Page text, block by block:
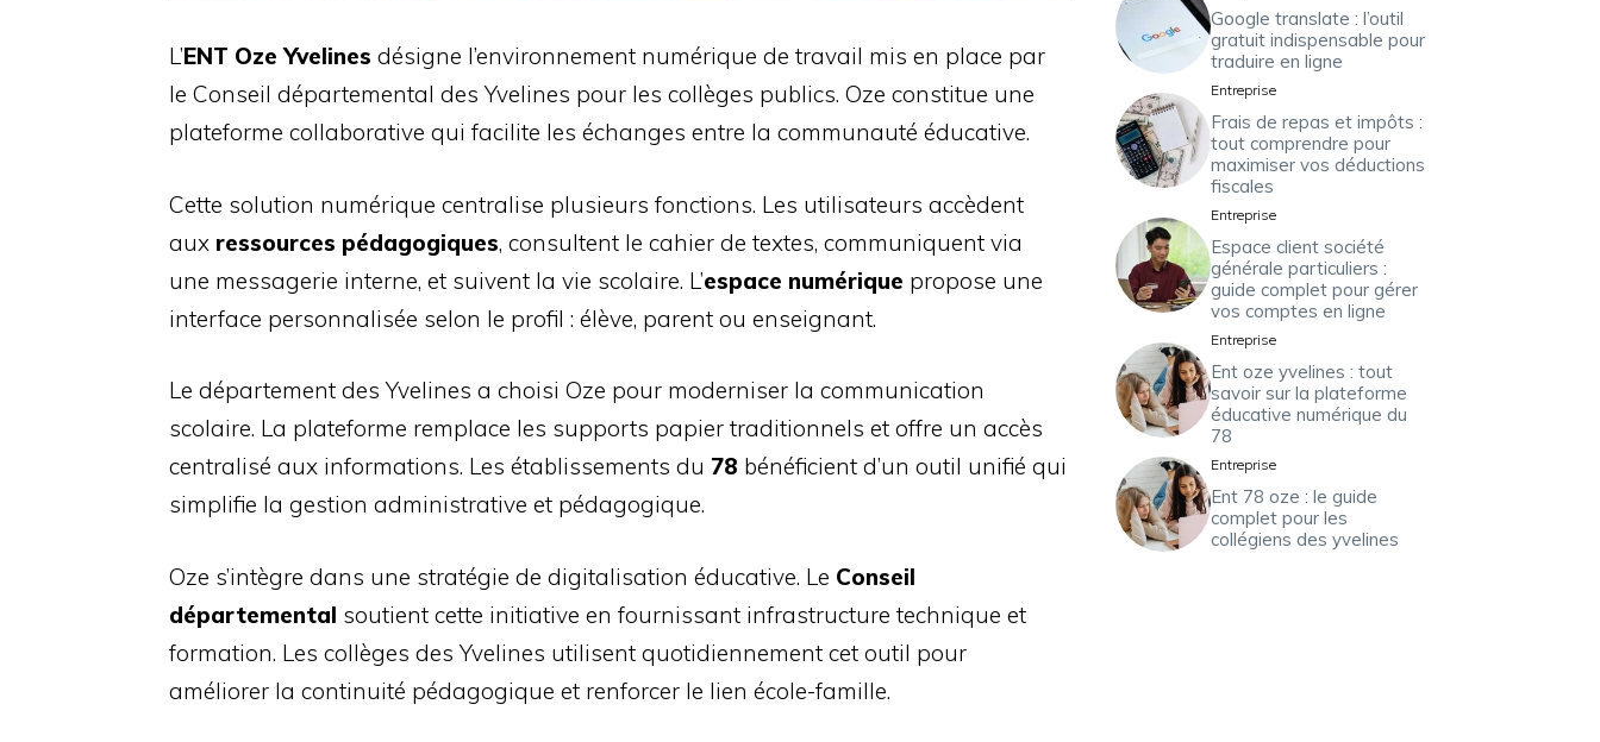
L’ENT Oze Yvelines désigne l’environnement numérique de travail mis en place par
le Conseil départemental des Yvelines pour les collèges publics. Oze constitue une
plateforme collaborative qui facilite les échanges entre la communauté éducative.
Cette solution numérique centralise plusieurs fonctions. Les utilisateurs accèdent
aux ressources pédagogiques, consultent le cahier de textes, communiquent via
une messagerie interne, et suivent la vie scolaire. L’espace numérique propose une
interface personnalisée selon le profil : élève, parent ou enseignant.
Le département des Yvelines a choisi Oze pour moderniser la communication
scolaire. La plateforme remplace les supports papier traditionnels et offre un accès
centralisé aux informations. Les établissements du 78 bénéficient d’un outil unifié qui
simplifie la gestion administrative et pédagogique.
Oze s’intègre dans une stratégie de digitalisation éducative. Le Conseil
départemental soutient cette initiative en fournissant infrastructure technique et
formation. Les collèges des Yvelines utilisent quotidiennement cet outil pour
améliorer la continuité pédagogique et renforcer le lien école-famille.
Google translate : l’outil
gratuit indispensable pour
traduire en ligne
Entreprise
Frais de repas et impôts :
tout comprendre pour
maximiser vos déductions
fiscales
Entreprise
Espace client société
générale particuliers :
guide complet pour gérer
vos comptes en ligne
Entreprise
Ent oze yvelines : tout
savoir sur la plateforme
éducative numérique du
78
Entreprise
Ent 78 oze : le guide
complet pour les
collégiens des yvelines